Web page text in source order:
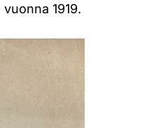
1919.